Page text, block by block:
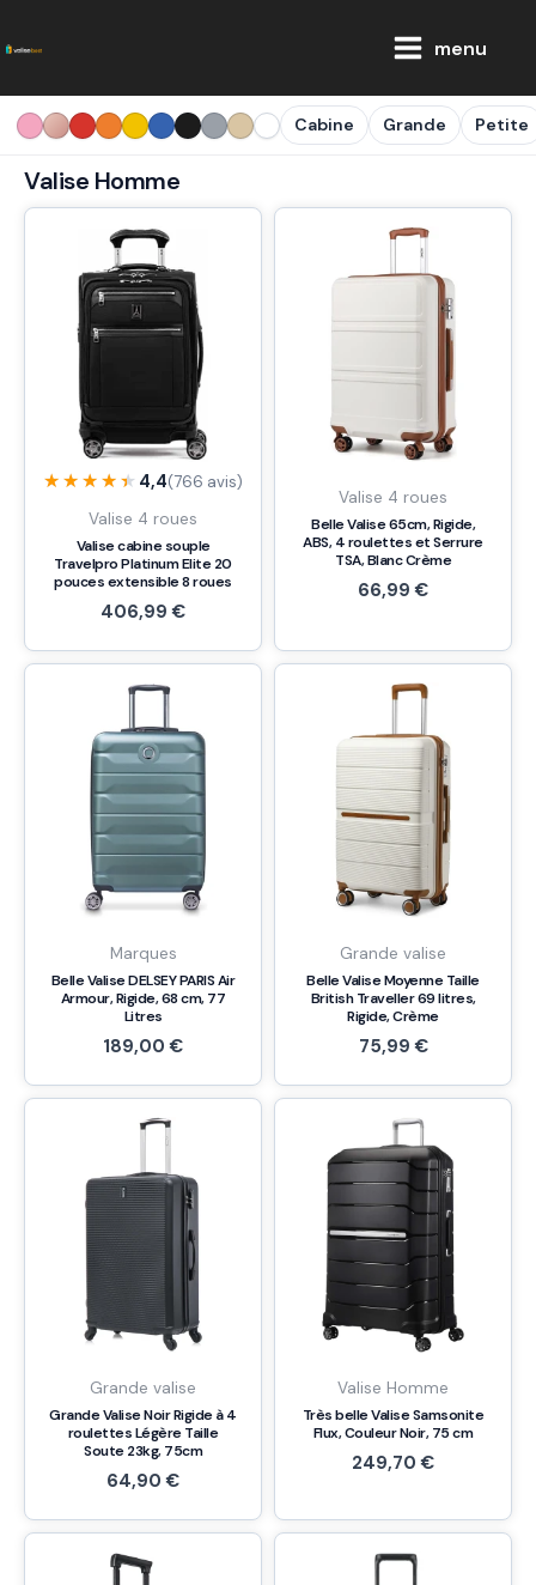
au
menu
Cabine Grande Petite
Valise Homme
★★★★★
★★★★★ 4,4(766 avis)
Valise 4 roues
Valise cabine souple
Travelpro Platinum Elite 20
pouces extensible 8 roues
406,99€
Valise 4 roues
Belle Valise 65cm, Rigide,
ABS, 4 roulettes et Serrure
TSA, Blanc Crème
66,99€
Marques
Belle Valise DELSEY PARIS Air
Armour, Rigide, 68 cm, 77
Litres
189,00€
Grande valise
Belle Valise Moyenne Taille
British Traveller 69 litres,
Rigide, Crème
75,99€
Grande valise
Grande Valise Noir Rigide à 4
roulettes Légère Taille
Soute 23kg, 75cm
64,90€
Valise Homme
Très belle Valise Samsonite
Flux, Couleur Noir, 75 cm
249,70€